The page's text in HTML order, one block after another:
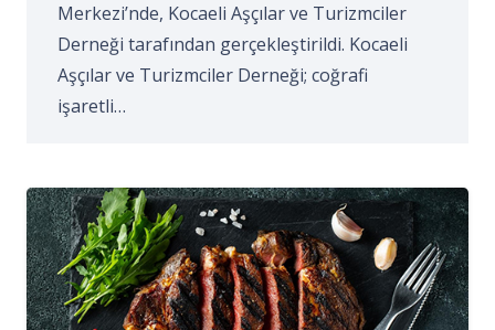
Merkezi’nde, Kocaeli Aşçılar ve Turizmciler
Derneği tarafından gerçekleştirildi. Kocaeli
Aşçılar ve Turizmciler Derneği; coğrafi
işaretli…